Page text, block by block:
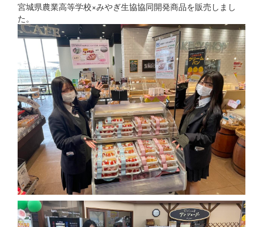
宮城県農業高等学校×みやぎ生協協同開発商品を販売しまし
た。